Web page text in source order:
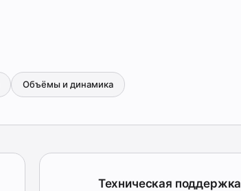
Объёмы и динамика
Техническая поддержка